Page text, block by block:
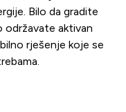
Bilo da gradite
održavate aktivan
rješenje koje se